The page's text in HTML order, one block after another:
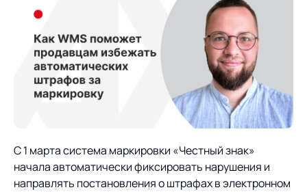
О компании
О компании
ИТ-аккредитация
Партнеры
Импортозамещение
Продукты
Управление цепями
Управление складами
Управление перевозками
Оптимизация в цепях
поставок
Управление двором
Логистический
Услуги
консалтинг
Автоматизация
опытом вместе с AXELOT
Облачные сервисы
СМИ о нас
С 1 марта система маркировки «Честный знак»
начала автоматически фиксировать нарушения и
направлять постановления о штрафах в электронном